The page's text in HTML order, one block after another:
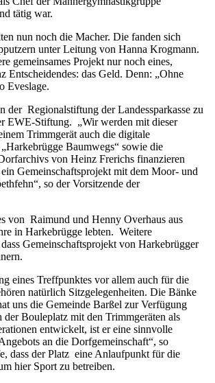
tätig war.
nun noch die Macher. Die fanden sich
unter Leitung von Hanna Krogmann.
gemeinsames Projekt nur noch eines,
Entscheidendes: das Geld. Denn: „Ohne
Eveslage.
der Regionalstiftung der Landessparkasse zu
EWE-Stiftung. „Wir werden mit dieser
Trimmgerät auch die digitale
Baumwegs“ sowie die
von Heinz Frerichs finanzieren
Gemeinschaftsprojekt mit dem Moor- und
so der Vorsitzende der
von Raimund und Henny Overhaus aus
in Harkebrügge lebten. Weitere
Gemeinschaftsprojekt von Harkebrügger
eines Treffpunktes vor allem auch für die
natürlich Sitzgelegenheiten. Die Bänke
uns die Gemeinde Barßel zur Verfügung
der Bouleplatz mit den Trimmgeräten als
entwickelt, ist er eine sinnvolle
an die Dorfgemeinschaft“, so
dass der Platz eine Anlaufpunkt für die
hier Sport zu betreiben.